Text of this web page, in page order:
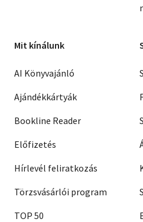
Mit kínálunk
AI Könyvajánló
Ajándékkártyák
Bookline Reader
Előfizetés
Hírlevél feliratkozás
Törzsvásárlói program
TOP 50